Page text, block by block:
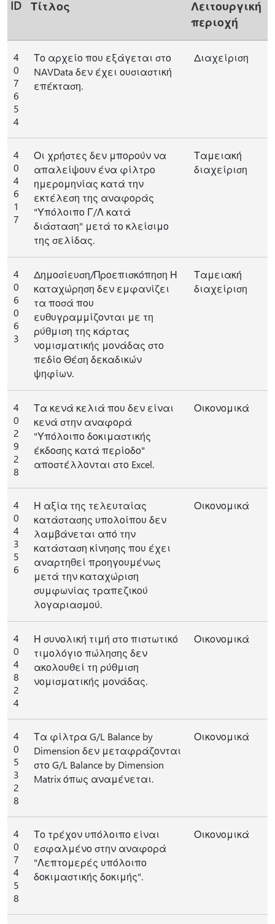
ID Τίτλος
Λειτουργική
περιοχή
4
0
7
6
5
4
Το αρχείο που εξάγεται στο
NAVData δεν έχει ουσιαστική
επέκταση.
Διαχείριση
4
0
4
6
1
7
Οι χρήστες δεν μπορούν να
απαλείψουν ένα φίλτρο
ημερομηνίας κατά την
εκτέλεση της αναφοράς
"Υπόλοιπο Γ/Λ κατά
διάσταση" μετά το κλείσιμο
της σελίδας.
Ταμειακή
διαχείριση
4
0
6
0
6
3
Δημοσίευση/Προεπισκόπηση Η
καταχώρηση δεν εμφανίζει
τα ποσά που
ευθυγραμμίζονται με τη
ρύθμιση της κάρτας
νομισματικής μονάδας στο
πεδίο Θέση δεκαδικών
ψηφίων.
Ταμειακή
διαχείριση
4
0
2
9
2
8
Τα κενά κελιά που δεν είναι
κενά στην αναφορά
"Υπόλοιπο δοκιμαστικής
έκδοσης κατά περίοδο"
αποστέλλονται στο Excel.
Οικονομικά
4
0
4
3
5
6
Η αξία της τελευταίας
κατάστασης υπολοίπου δεν
λαμβάνεται από την
κατάσταση κίνησης που έχει
αναρτηθεί προηγουμένως
μετά την καταχώριση
συμφωνίας τραπεζικού
λογαριασμού.
Οικονομικά
4
0
4
8
2
4
Η συνολική τιμή στο πιστωτικό
τιμολόγιο πώλησης δεν
ακολουθεί τη ρύθμιση
νομισματικής μονάδας.
Οικονομικά
4
0
5
3
2
8
Τα φίλτρα G/L Balance by
Dimension δεν μεταφράζονται
στο G/L Balance by Dimension
Matrix όπως αναμένεται.
Οικονομικά
4
0
7
4
5
8
Το τρέχον υπόλοιπο είναι
εσφαλμένο στην αναφορά
"Λεπτομερές υπόλοιπο
δοκιμαστικής δοκιμής".
Οικονομικά